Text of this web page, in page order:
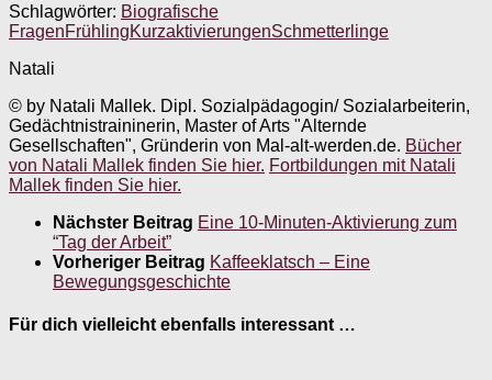
Schlagwörter: Biografische
FragenFrühlingKurzaktivierungenSchmetterlinge
Natali
© by Natali Mallek. Dipl. Sozialpädagogin/ Sozialarbeiterin,
Gedächtnistraininerin, Master of Arts "Alternde
Gesellschaften", Gründerin von Mal-alt-werden.de. Bücher
von Natali Mallek finden Sie hier. Fortbildungen mit Natali
Mallek finden Sie hier.
Nächster Beitrag Eine 10-Minuten-Aktivierung zum
“Tag der Arbeit”
Vorheriger Beitrag Kaffeeklatsch – Eine
Bewegungsgeschichte
Für dich vielleicht ebenfalls interessant …